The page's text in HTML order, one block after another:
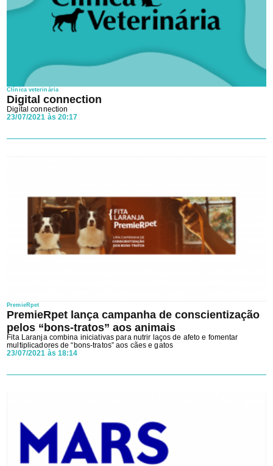
Clínica veterinária
Digital connection
Digital connection
23/07/2021 às 20:17
PremieRpet
PremieRpet lança campanha de conscientização
pelos “bons-tratos” aos animais
Fita Laranja combina iniciativas para nutrir laços de afeto e fomentar
multiplicadores de “bons-tratos” aos cães e gatos
23/07/2021 às 18:14